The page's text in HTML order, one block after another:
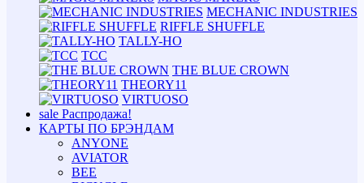
MECHANIC INDUSTRIES
RIFFLE SHUFFLE
TALLY-HO
TCC
THE BLUE CROWN
THEORY11
VIRTUOSO
sale Распродажа!
КАРТЫ ПО БРЭНДАМ
ANYONE
AVIATOR
BEE